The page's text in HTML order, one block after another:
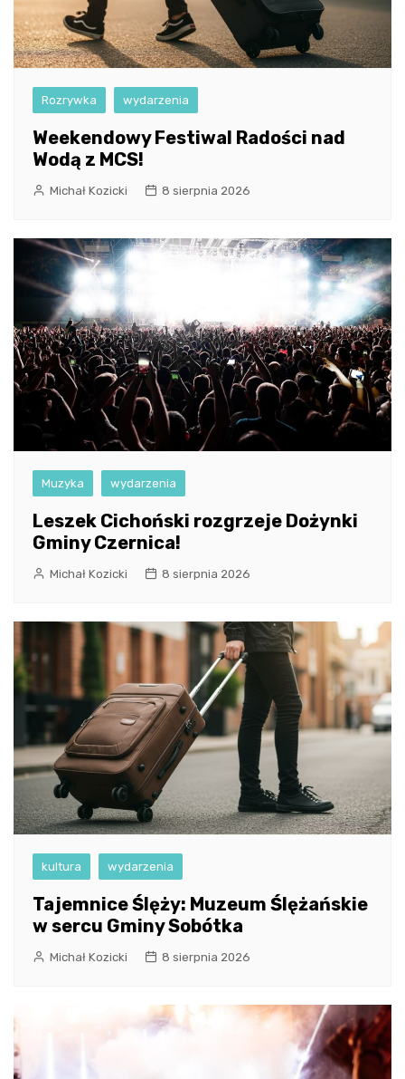
Rozrywka wydarzenia
Weekendowy Festiwal Radości nad
Wodą z MCS!
Michał Kozicki 8 sierpnia 2026
Muzyka wydarzenia
Leszek Cichoński rozgrzeje Dożynki
Gminy Czernica!
Michał Kozicki 8 sierpnia 2026
kultura wydarzenia
Tajemnice Ślęży: Muzeum Ślężańskie
w sercu Gminy Sobótka
Michał Kozicki 8 sierpnia 2026